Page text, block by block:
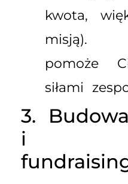
kwota,
misją).
pomoże
siłami
3.
i